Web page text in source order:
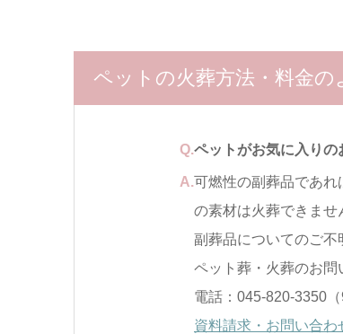
ペットの火葬方法・料金の
Q.ペットがお気に入りの
A.可燃性の副葬品であ
の素材は火葬できませ
副葬品についてのご不
ペット葬・火葬のお問
電話：045-820-3350（
資料請求・お問い合